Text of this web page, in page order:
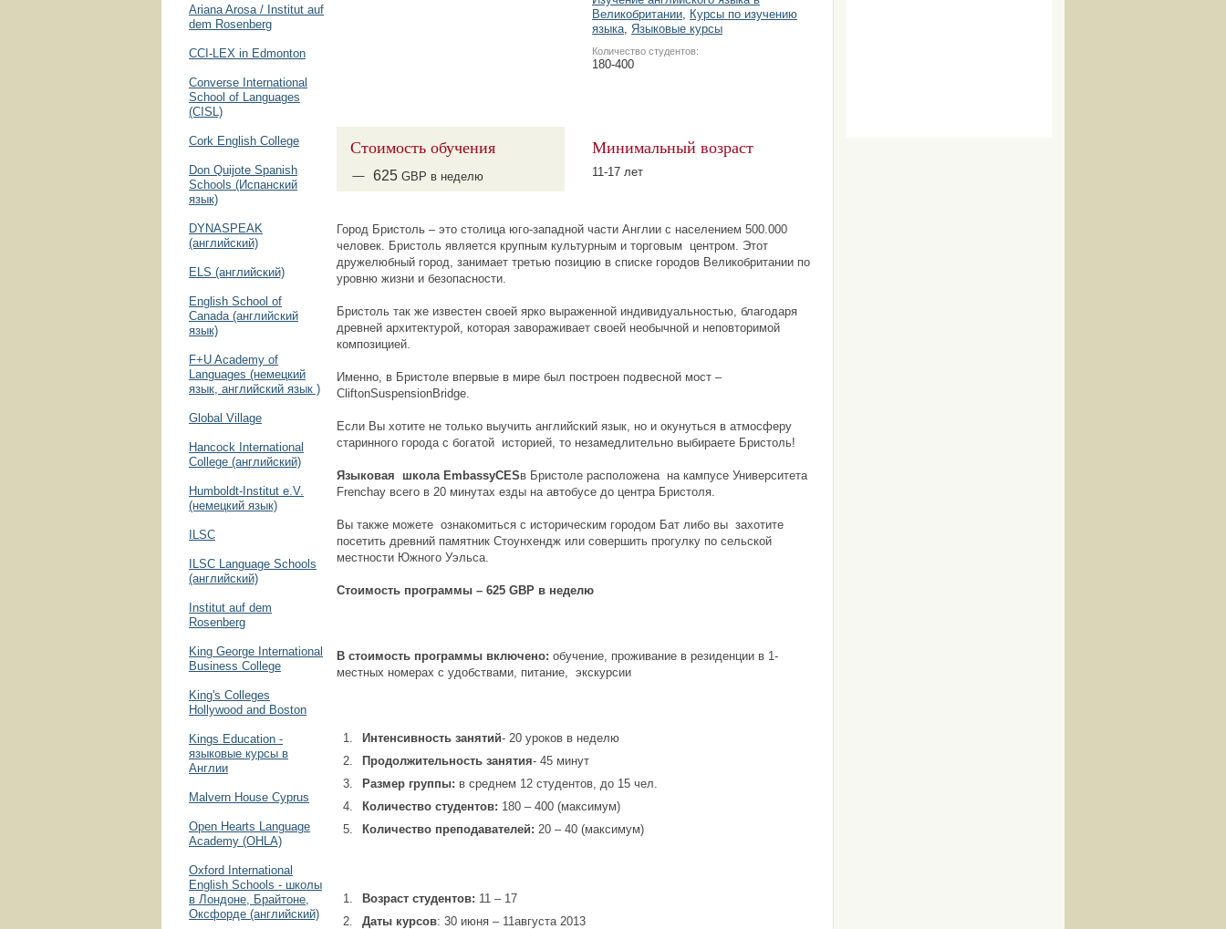
Ariana Arosa / Institut auf
dem Rosenberg
CCI-LEX in Edmonton
Converse International
School of Languages
(CISL)
Cork English College
Don Quijote Spanish
Schools (Испанский
язык)
DYNASPEAK
(английский)
ELS (английский)
English School of
Canada (английский
язык)
F+U Academy of
Languages (немецкий
язык, английский язык )
Global Village
Hancock International
College (английский)
Humboldt-Institut e.V.
(немецкий язык)
ILSC
ILSC Language Schools
(английский)
Institut auf dem
Rosenberg
King George International
Business College
King's Colleges
Hollywood and Boston
Kings Education -
языковые курсы в
Англии
Malvern House Cyprus
Open Hearts Language
Academy (OHLA)
Oxford International
English Schools - школы
в Лондоне, Брайтоне,
Оксфорде (английский)
Великобритании, Курсы по изучению
языка, Языковые курсы
Количество студентов:
180-400
Стоимость обучения
625 GBP в неделю
Минимальный возраст
11-17 лет
Город Бристоль – это столица юго-западной части Англии с населением 500.000
человек. Бристоль является крупным культурным и торговым центром. Этот
дружелюбный город, занимает третью позицию в списке городов Великобритании по
уровню жизни и безопасности.
Бристоль так же известен своей ярко выраженной индивидуальностью, благодаря
древней архитектурой, которая завораживает своей необычной и неповторимой
композицией.
Именно, в Бристоле впервые в мире был построен подвесной мост –
СliftonSuspensionBridge.
Если Вы хотите не только выучить английский язык, но и окунуться в атмосферу
старинного города с богатой историей, то незамедлительно выбираете Бристоль!
Языковая школа EmbassyCESв Бристоле расположена на кампусе Университета
Frenchay всего в 20 минутах езды на автобусе до центра Бристоля.
Вы также можете ознакомиться с историческим городом Бат либо вы захотите
посетить древний памятник Стоунхендж или совершить прогулку по сельской
местности Южного Уэльса.
Стоимость программы – 625 GBP в неделю
В стоимость программы включено: обучение, проживание в резиденции в 1-
местных номерах с удобствами, питание, экскурсии
Интенсивность занятий- 20 уроков в неделю
Продолжительность занятия- 45 минут
Размер группы: в среднем 12 студентов, до 15 чел.
Количество студентов: 180 – 400 (максимум)
Количество преподавателей: 20 – 40 (максимум)
Возраст студентов: 11 – 17
Даты курсов: 30 июня – 11августа 2013